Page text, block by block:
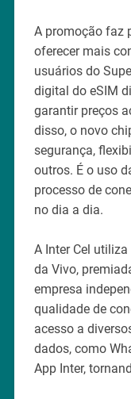
A promoção faz
oferecer mais
usuários do
digital do eSIM
garantir preços
disso, o novo
segurança,
outros. É o uso
processo de
no dia a dia.
A Inter Cel
da Vivo,
empresa
qualidade de
acesso a
dados, como
App Inter,